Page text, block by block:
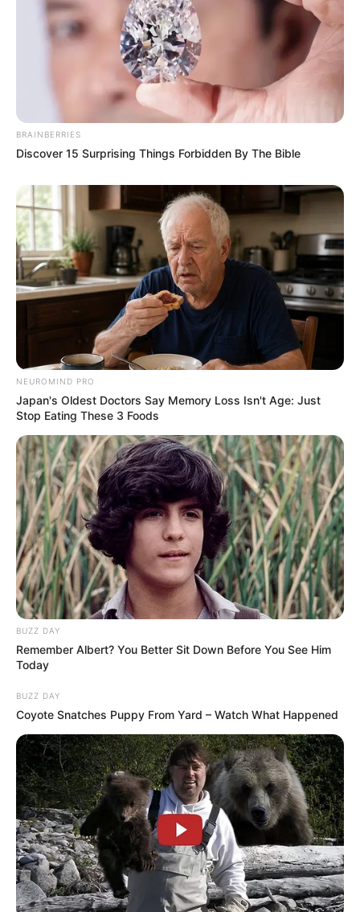
ΕΠΙΔΟΜΑ
BRAINBERRIES
Discover 15 Surprising Things Forbidden By The Bible
NEUROMIND PRO
Japan's Oldest Doctors Say Memory Loss Isn't Age: Just
Stop Eating These 3 Foods
BUZZ DAY
Remember Albert? You Better Sit Down Before You See Him
Today
BUZZ DAY
Coyote Snatches Puppy From Yard – Watch What Happened